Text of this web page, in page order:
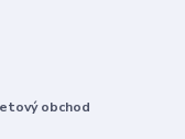
obchod